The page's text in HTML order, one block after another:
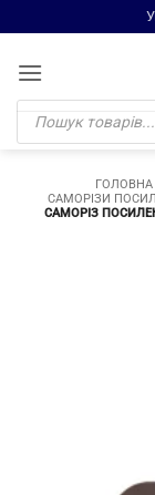
to
content
Products
search
ГОЛОВНА
САМОРІЗИ
САМОРІЗ